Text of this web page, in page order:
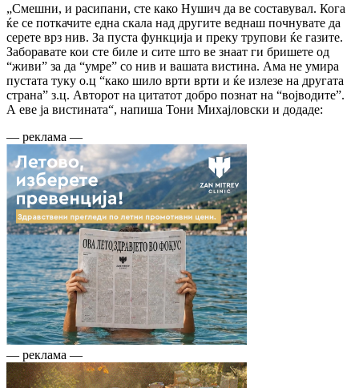
„Смешни, и расипани, сте како Нушич да ве составувал. Кога
ќе се поткачите една скала над другите веднаш почнувате да
серете врз нив. За пуста функција и преку трупови ќе газите.
Заборавате кои сте биле и сите што ве знаат ги бришете од
“живи” за да “умре” со нив и вашата вистина. Ама не умира
пустата туку о.ц “како шило врти врти и ќе излезе на другата
страна” з.ц. Авторот на цитатот добро познат на “војводите”.
А еве ја вистината“, напиша Тони Михајловски и додаде:
— реклама —
— реклама —